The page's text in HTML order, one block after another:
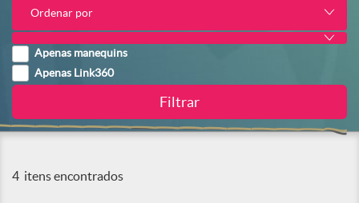
Ordenar por
Apenas manequins
Apenas Link360
4 itens encontrados